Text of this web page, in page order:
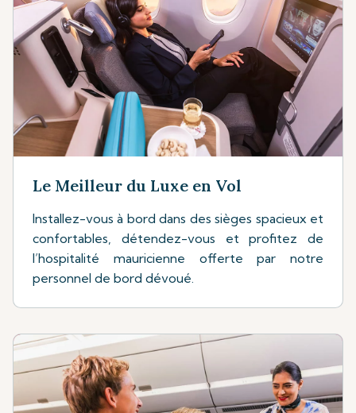
Le Meilleur du Luxe en Vol
Installez-vous à bord dans des sièges spacieux et
confortables, détendez-vous et profitez de
l’hospitalité mauricienne offerte par notre
personnel de bord dévoué.